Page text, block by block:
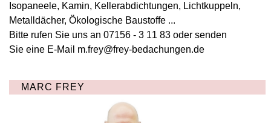
Isopaneele, Kamin, Kellerabdichtungen, Lichtkuppeln,
Metalldächer, Ökologische Baustoffe ...
Bitte rufen Sie uns an 07156 - 3 11 83 oder senden
Sie eine E-Mail m.frey@frey-bedachungen.de
MARC FREY